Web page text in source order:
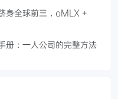
身全球前三，oMLX +
：一人公司的完整方法